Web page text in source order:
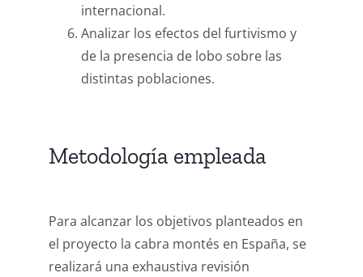
internacional.
Analizar los efectos del furtivismo y
de la presencia de lobo sobre las
distintas poblaciones.
Metodología empleada
Para alcanzar los objetivos planteados en
el proyecto la cabra montés en España, se
realizará una exhaustiva revisión